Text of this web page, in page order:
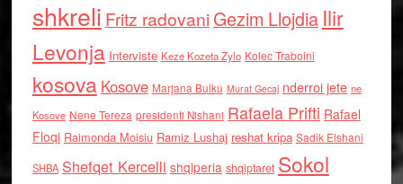
shkreli Fritz radovaniGezim Llojdia Ilir
Levonja Interviste Keze Kozeta Zylo Kolec Traboini
kosova Kosove Marjana Bulku Murat Gecaj nderroi jete ne
Kosove Nene Tereza presidenti Nishani Rafaela Prifti Rafael
Floqi Raimonda Moisiu Ramiz Lushaj reshat kripa Sadik Elshani
SHBA Shefqet Kercelli shqiperia shqiptaret Sokol